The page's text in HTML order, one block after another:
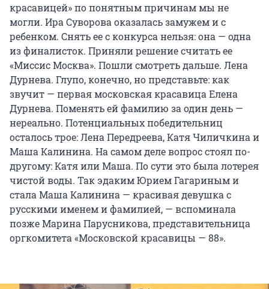
красавицей» по понятным причинам мы не
могли. Ира Суворова оказалась замужем и с
ребенком. Снять ее с конкурса нельзя: она — одна
из финалисток. Приняли решение считать ее
«Миссис Москва». Пошли смотреть дальше. Лена
Дурнева. Глупо, конечно, но представьте: как
звучит — первая московская красавица Елена
Дурнева. Поменять ей фамилию за один день —
нереально. Потенциальных победительниц
осталось трое: Лена Передреева, Катя Чиличкина и
Маша Калинина. На самом деле вопрос стоял по-
другому: Катя или Маша. По сути это была лотерея
чистой воды. Так эдаким Юрием Гагариным и
стала Маша Калинина — красивая девушка с
русскими именем и фамилией, — вспоминала
позже Марина Парусникова, представительница
оргкомитета «Московской красавицы — 88».